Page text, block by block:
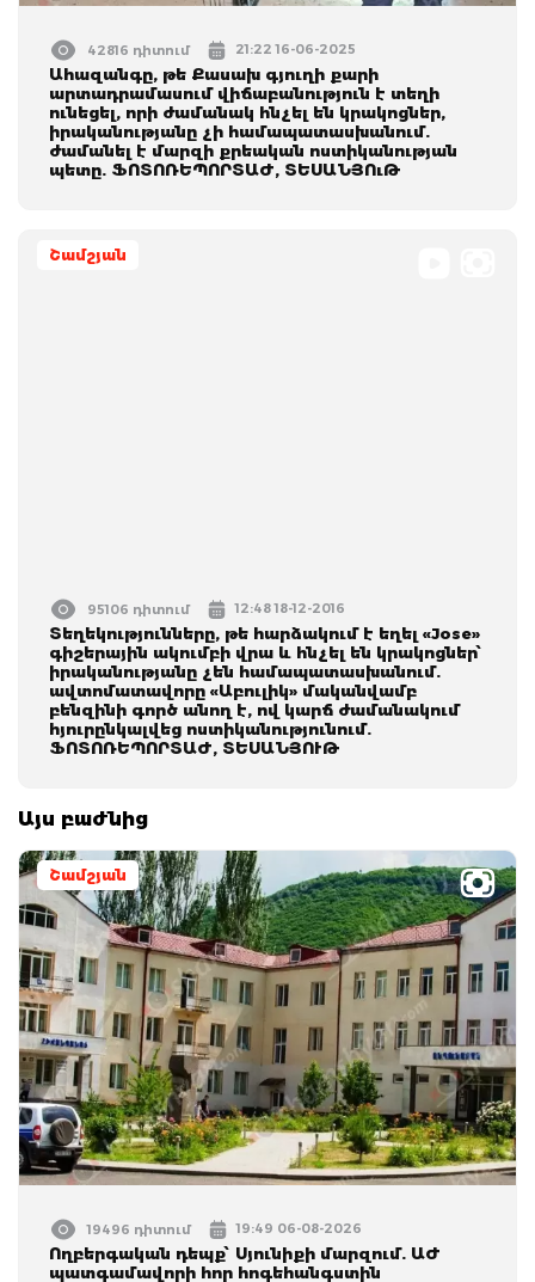
42816 դիտում 21:22 16-06-2025
Ահազանգը, թե Քասախ գյուղի քարի
արտադրամասում վիճաբանություն է տեղի
ունեցել, որի ժամանակ հնչել են կրակոցներ,
իրականությանը չի համապատասխանում.
ժամանել է մարզի քրեական ոստիկանության
պետը. ՖՈՏՈՌԵՊՈՐՏԱԺ, ՏԵՍԱՆՅՈւԹ
Շամշյան
95106 դիտում 12:48 18-12-2016
Տեղեկությունները, թե հարձակում է եղել «Jose»
գիշերային ակումբի վրա և հնչել են կրակոցներ՝
իրականությանը չեն համապատասխանում.
ավտոմատավորը «Աբուլիկ» մականվամբ
բենզինի գործ անող է, ով կարճ ժամանակում
հյուրընկալվեց ոստիկանությունում.
ՖՈՏՈՌԵՊՈՐՏԱԺ, ՏԵՍԱՆՅՈՒԹ
Այս բաժնից
Շամշյան
19496 դիտում 19:49 06-08-2026
Ողբերգական դեպք՝ Սյունիքի մարզում. ԱԺ
պատգամավորի հոր հոգեհանգստին